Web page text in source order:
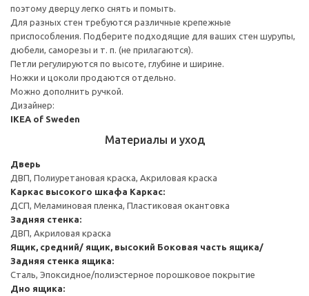
поэтому дверцу легко снять и помыть.
Для разных стен требуются различные крепежные
приспособления. Подберите подходящие для ваших стен шурупы,
дюбели, саморезы и т. п. (не прилагаются).
Петли регулируются по высоте, глубине и ширине.
Ножки и цоколи продаются отдельно.
Можно дополнить ручкой.
Дизайнер:
IKEA of Sweden
Материалы и уход
Дверь
ДВП, Полиуретановая краска, Акриловая краска
Каркас высокого шкафа Каркас:
ДСП, Меламиновая пленка, Пластиковая окантовка
Задняя стенка:
ДВП, Акриловая краска
Ящик, средний/ ящик, высокий Боковая часть ящика/
Задняя стенка ящика:
Сталь, Эпоксидное/полиэстерное порошковое покрытие
Дно ящика: